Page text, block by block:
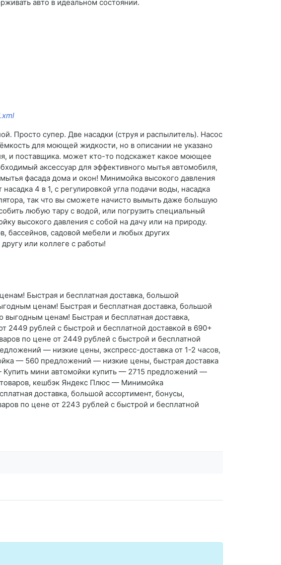
авто в идеальном состоянии.
Просто супер. Две насадки (струя и распылитель). Насос
для моющей жидкости, но в описании не указано
и поставщика. может кто-то подскажет какое моющее
аксессуар для эффективного мытья автомобиля,
фасада дома и окон! Минимойка высокого давления
4 в 1, с регулировкой угла подачи воды, насадка
так что вы сможете начисто вымыть даже большую
любую тару с водой, или погрузить специальный
высокого давления с собой на дачу или на природу.
бассейнов, садовой мебели и любых других
или коллеге с работы!
Быстрая и бесплатная доставка, большой
ценам! Быстрая и бесплатная доставка, большой
выгодным ценам! Быстрая и бесплатная доставка,
2449 рублей с быстрой и бесплатной доставкой в 690+
по цене от 2449 рублей с быстрой и бесплатной
— низкие цены, экспресс-доставка от 1-2 часов,
— 560 предложений — низкие цены, быстрая доставка
Купить мини автомойки купить — 2715 предложений —
товаров, кешбэк Яндекс Плюс — Минимойка
доставка, большой ассортимент, бонусы,
по цене от 2243 рублей с быстрой и бесплатной